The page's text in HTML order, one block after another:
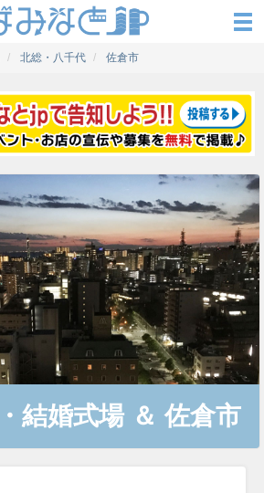
北総・八千代 佐倉市
結婚式場 ＆佐倉市